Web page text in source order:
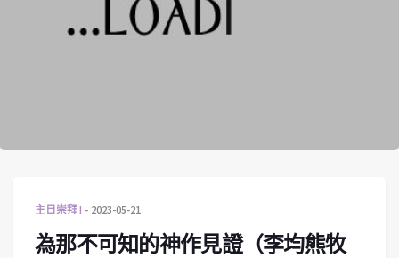
主日崇拜 I 2023-05-21
為那不可知的神作見證（李均熊牧